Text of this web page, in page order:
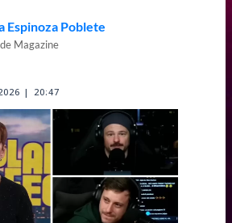
Espinoza Poblete
Magazine
| 20:47